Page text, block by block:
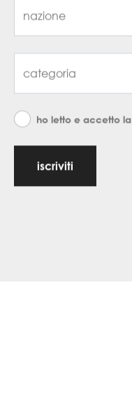
ho letto e accetto la
iscriviti